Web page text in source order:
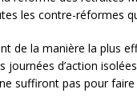
les contre-réformes
de la manière la plus
journées d’action
suffiront pas pour